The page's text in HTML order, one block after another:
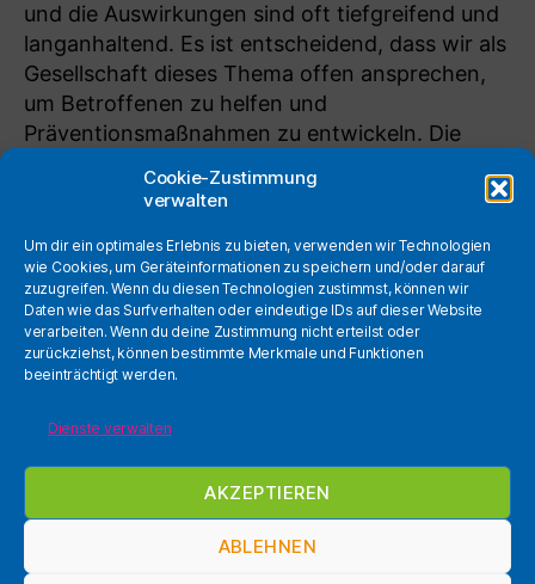
Cookie-Zustimmung
verwalten
Um dir ein optimales Erlebnis zu bieten, verwenden wir Technologien
wie Cookies, um Geräteinformationen zu speichern und/oder darauf
zuzugreifen. Wenn du diesen Technologien zustimmst, können wir
Daten wie das Surfverhalten oder eindeutige IDs auf dieser Website
verarbeiten. Wenn du deine Zustimmung nicht erteilst oder
zurückziehst, können bestimmte Merkmale und Funktionen
beeinträchtigt werden.
Dienste verwalten
AKZEPTIEREN
ABLEHNEN
und die Auswirkungen sind oft tiefgreifend und
langanhaltend. Es ist entscheidend, dass wir als
Gesellschaft dieses Thema offen ansprechen,
um Betroffenen zu helfen und
Präventionsmaßnahmen zu entwickeln. Die
Schlagwörter
Online Veranstaltung,Schulung,sexualisierte Gewalt
StEA-Trier
NextCloud
Datenschutzerklärung